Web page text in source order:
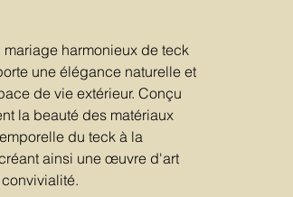
mariage harmonieux de teck
une élégance naturelle et
de vie extérieur. Conçu
la beauté des matériaux
du teck à la
ainsi une œuvre d'art